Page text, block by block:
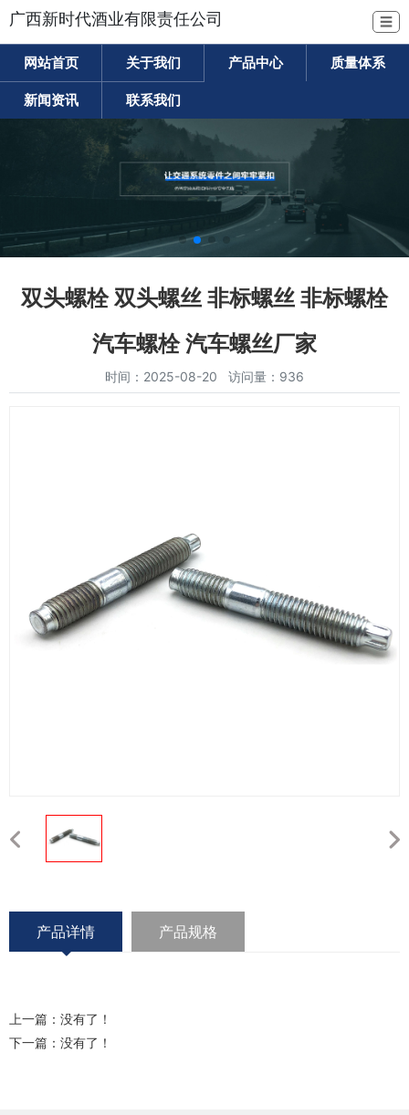
广西新时代酒业有限责任公司 ☰
网站首页 关于我们 产品中心 质量体系
新闻资讯 联系我们
双头螺栓 双头螺丝 非标螺丝 非标螺栓
汽车螺栓 汽车螺丝厂家
时间：2025-08-20 访问量：936
产品详情 产品规格
上一篇：没有了！
下一篇：没有了！